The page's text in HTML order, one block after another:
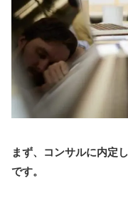
まず、コンサルに内定
です。